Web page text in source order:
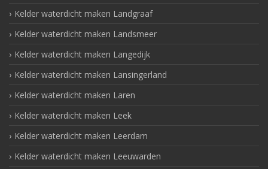
Kelder waterdicht maken Landgraaf
Kelder waterdicht maken Landsmeer
Kelder waterdicht maken Langedijk
Kelder waterdicht maken Lansingerland
Kelder waterdicht maken Laren
Kelder waterdicht maken Leek
Kelder waterdicht maken Leerdam
Kelder waterdicht maken Leeuwarden